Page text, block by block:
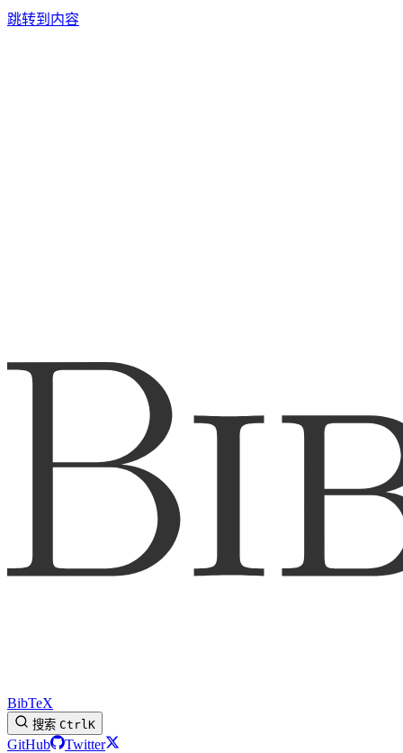
跳转到内容
BibTeX
搜索 CtrlK
GitHub
Twitter